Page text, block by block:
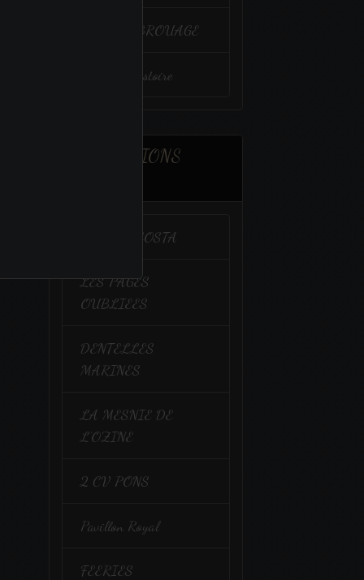
VENIR à BROUAGE
Un peu d'histoire
ASSOCIATIONS
CALIDA COSTA
LES PAGES
OUBLIEES
DENTELLES
MARINES
LA MESNIE DE
L'OZINE
2 CV PONS
Pavillon Royal
FEERIES